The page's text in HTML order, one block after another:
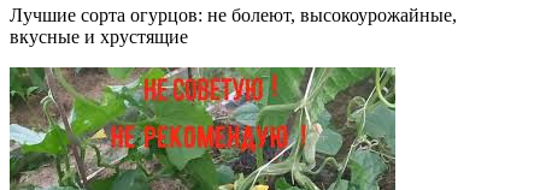
Лучшие сорта огурцов: не болеют, высокоурожайные,
вкусные и хрустящие